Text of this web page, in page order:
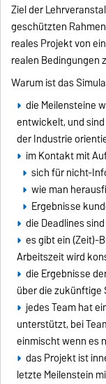
Ziel der
geschützten
reales Projekt von
realen Bedingungen
Warum ist das
die Meilensteine
entwickelt, und
der Industrie
im Kontakt mit
sich für nicht-
wie man
Ergebnisse
die Deadlines
es gibt ein (Zeit)-
Arbeitszeit wird
die Ergebnisse
über die
jedes Team hat
unterstützt, bei
einmischt wenn es
das Projekt ist
letzte Meilenstein